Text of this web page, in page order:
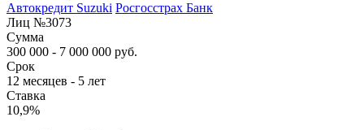
Автокредит Suzuki Росгосстрах Банк
Лиц №3073
Сумма
300 000 - 7 000 000 руб.
Срок
12 месяцев - 5 лет
Ставка
10,9%